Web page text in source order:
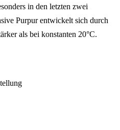
in den letzten zwei
Purpur entwickelt sich durch
als bei konstanten 20°C.